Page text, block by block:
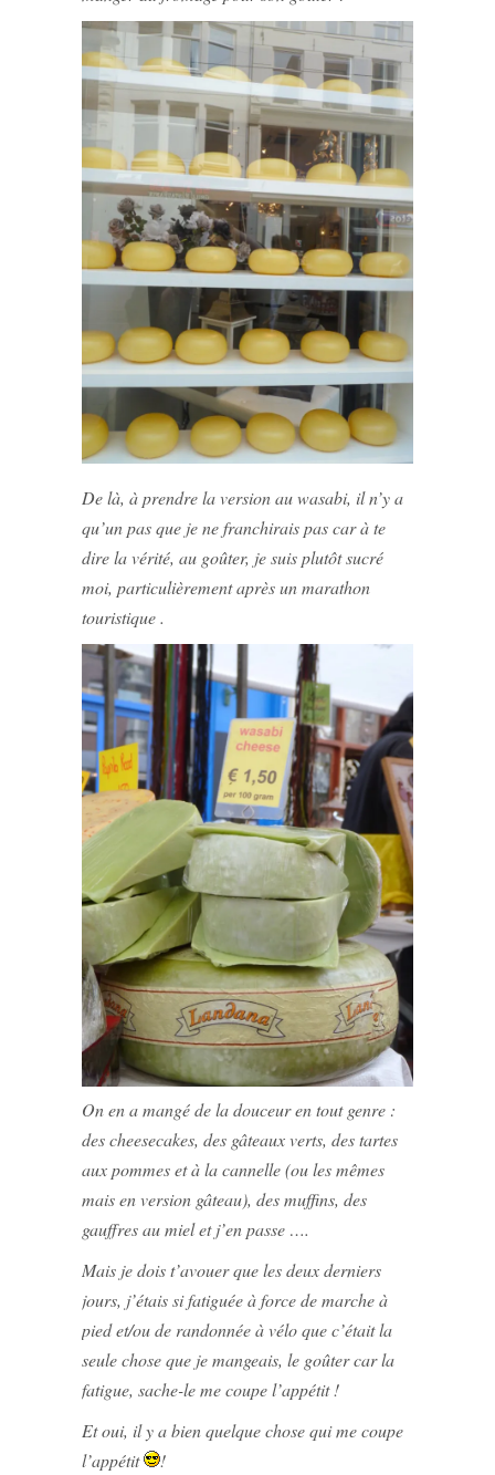
De là, à prendre la version au wasabi, il n’y a
qu’un pas que je ne franchirais pas car à te
dire la vérité, au goûter, je suis plutôt sucré
moi, particulièrement après un marathon
touristique .
On en a mangé de la douceur en tout genre :
des cheesecakes, des gâteaux verts, des tartes
aux pommes et à la cannelle (ou les mêmes
mais en version gâteau), des muffins, des
gauffres au miel et j’en passe ….
Mais je dois t’avouer que les deux derniers
jours, j’étais si fatiguée à force de marche à
pied et/ou de randonnée à vélo que c’était la
seule chose que je mangeais, le goûter car la
fatigue, sache-le me coupe l’appétit !
Et oui, il y a bien quelque chose qui me coupe
l’appétit
!